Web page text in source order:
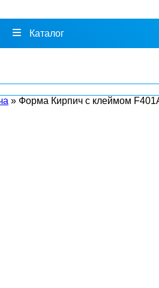
Каталог
» Форма Кирпич с клеймом